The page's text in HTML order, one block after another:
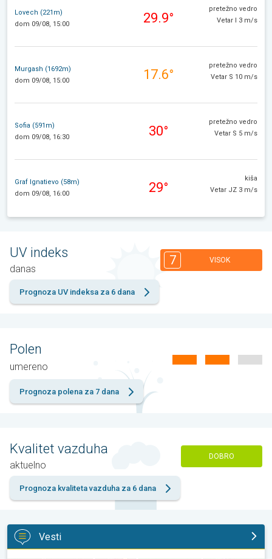
Lovech (221m)
dom 09/08, 15:00
29.9°
pretežno vedro
Vetar I 3 m/s
Murgash (1692m)
dom 09/08, 15:00
17.6°
pretežno vedro
Vetar S 10 m/s
Sofia (591m)
dom 09/08, 16:30
30°
pretežno vedro
Vetar S 5 m/s
Graf Ignatievo (58m)
dom 09/08, 16:00
29°
kiša
Vetar JZ 3 m/s
UV indeks
danas
7 VISOK
Prognoza UV indeksa za 6 dana
Polen
umereno
Prognoza polena za 7 dana
Kvalitet vazduha
aktuelno
DOBRO
Prognoza kvaliteta vazduha za 6 dana
Vesti